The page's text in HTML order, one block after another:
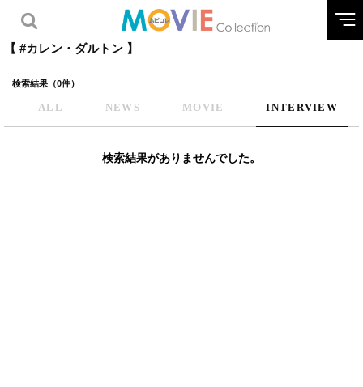
【 #カレン・ダルトン 】
検索結果（0件）
ALL NEWS MOVIE INTERVIEW
検索結果がありませんでした。